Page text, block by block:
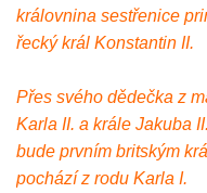
královnina sestřenice
řecký král Konstantin II.
Přes svého dědečka z
Karla II. a krále Jakuba
bude prvním britským
pochází z rodu Karla I.